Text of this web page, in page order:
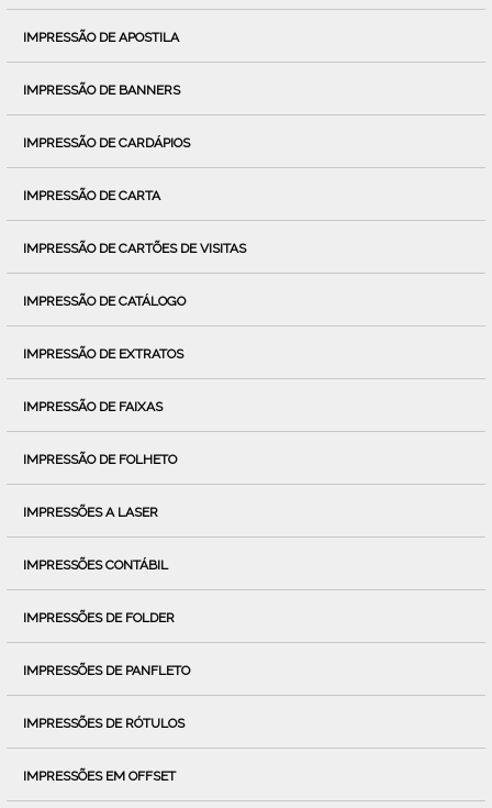
IMPRESSÃO DE APOSTILA
IMPRESSÃO DE BANNERS
IMPRESSÃO DE CARDÁPIOS
IMPRESSÃO DE CARTA
IMPRESSÃO DE CARTÕES DE VISITAS
IMPRESSÃO DE CATÁLOGO
IMPRESSÃO DE EXTRATOS
IMPRESSÃO DE FAIXAS
IMPRESSÃO DE FOLHETO
IMPRESSÕES A LASER
IMPRESSÕES CONTÁBIL
IMPRESSÕES DE FOLDER
IMPRESSÕES DE PANFLETO
IMPRESSÕES DE RÓTULOS
IMPRESSÕES EM OFFSET